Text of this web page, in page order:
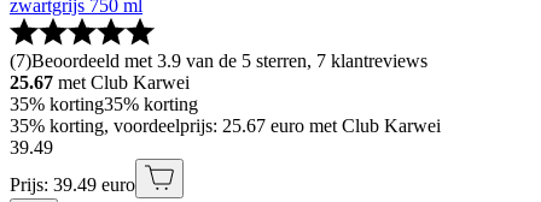
zwartgrijs 750 ml
(7)Beoordeeld met 3.9 van de 5 sterren, 7 klantreviews
25.67 met Club Karwei
35% korting35% korting
35% korting, voordeelprijs: 25.67 euro met Club Karwei
39.49
Prijs: 39.49 euro